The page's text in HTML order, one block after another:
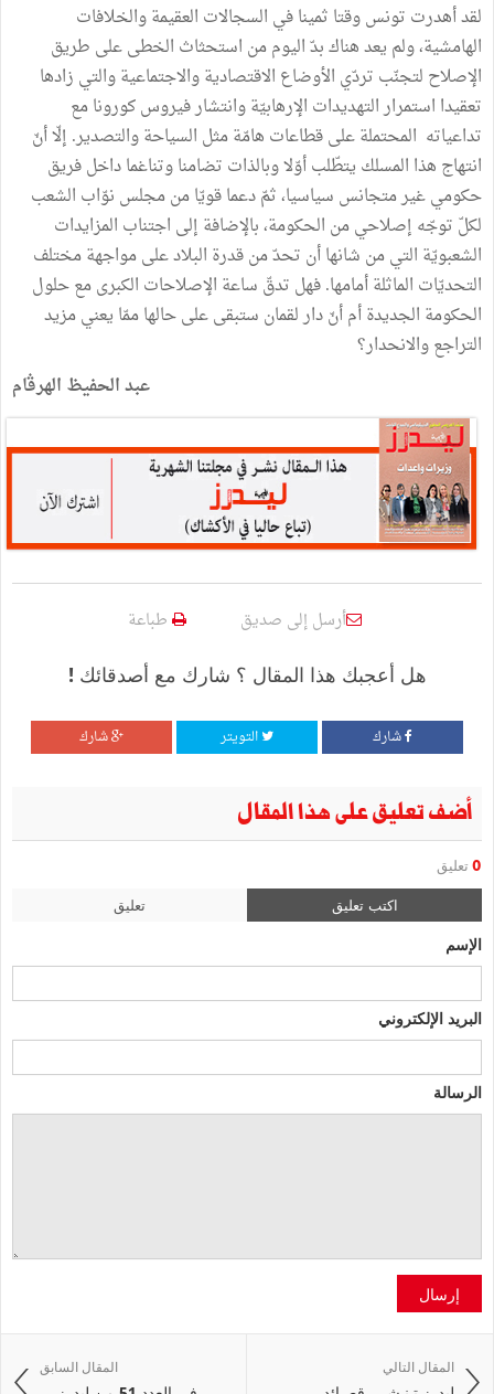
لقد أهدرت تونس وقتا ثمينا في السجالات العقيمة والخلافات
الهامشية، ولم يعد هناك بدّ اليوم من استحثاث الخطى على طريق
الإصلاح لتجنّب تردّي الأوضاع الاقتصادية والاجتماعية والتي زادها
تعقيدا استمرار التهديدات الإرهابيّة وانتشار فيروس كورونا مع
تداعياته المحتملة على قطاعات هامّة مثل السياحة والتصدير. إلّا أنّ
انتهاج هذا المسلك يتطّلب أوّلا وبالذات تضامنا وتناغما داخل فريق
حكومي غير متجانس سياسيا، ثمّ دعما قويّا من مجلس نوّاب الشعب
لكلّ توجّه إصلاحي من الحكومة، بالإضافة إلى اجتناب المزايدات
الشعبويّة التي من شانها أن تحدّ من قدرة البلاد على مواجهة مختلف
التحديّات الماثلة أمامها. فهل تدقّ ساعة الإصلاحات الكبرى مع حلول
الحكومة الجديدة أم أنّ دار لقمان ستبقى على حالها ممّا يعني مزيد
التراجع والانحدار؟
عبد الحفيظ الهرڤام
أرسل إلى صديق طباعة
هل أعجبك هذا المقال ؟ شارك مع أصدقائك !
شارك التويتر شارك
أضف تعليق على هذا المقال
0 تعليق
اكتب تعليق تعليق
الإسم
البريد الإلكتروني
الرسالة
إرسال
المقال السابق المقال التالي